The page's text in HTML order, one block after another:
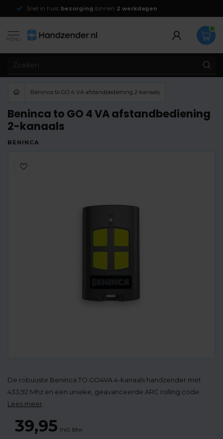
Snel in huis: bezorging binnen 2 werkdagen
MENU
Beninca to GO 4 VA afstandbediening 2-kanaals
Beninca to GO 4 VA afstandbediening
2-kanaals
BENINCA
De robuuste Beninca TO.GO4VA 4-kanaals handzender met
433,92 Mhz en een unieke, geavanceerde ARC rolling code.
Lees meer
39,95 Incl. btw